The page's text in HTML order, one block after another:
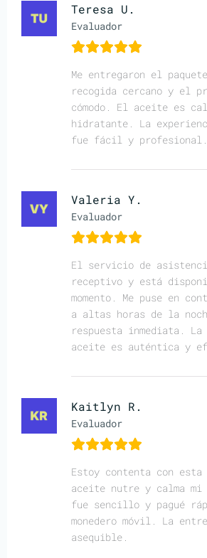
Teresa U.
Evaluador
Me entregaron el
recogida cercano y el
cómodo. El aceite es
hidratante. La
fue fácil y profesional.
Valeria Y.
Evaluador
El servicio de
receptivo y está
momento. Me puse en
a altas horas de la
respuesta inmediata.
aceite es auténtica y
Kaitlyn R.
Evaluador
Estoy contenta con esta
aceite nutre y calma
fue sencillo y pagué
monedero móvil. La
asequible.